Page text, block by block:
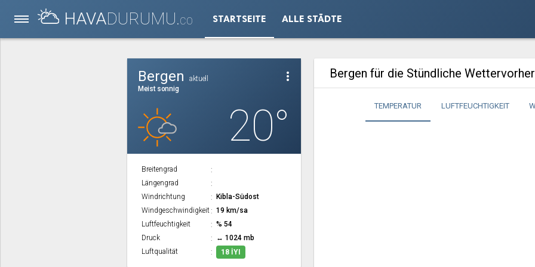
HAVADURUMU.CO STARTSEITE ALLE STÄDTE
more_vert
Bergen
aktuell
Meist sonnig
20°
Breitengrad
Längengrad
Windrichtung
Kibla-Südost
Windgeschwindigkeit
19 km/sa
Luftfeuchtigkeit
% 54
Druck
↔ 1024 mb
Luftqualität
18 İYI
Bergen für die Stündliche
TEMPERATUR LUFTFEUCHTIGKEIT